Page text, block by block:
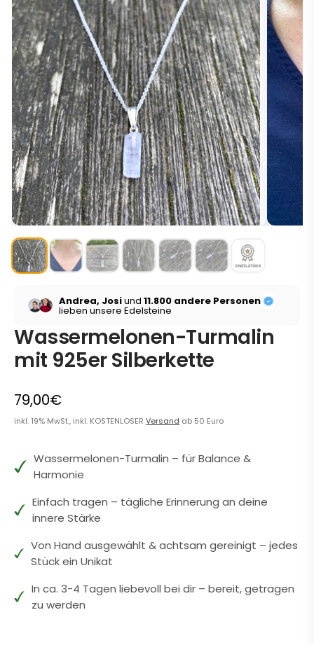
Andrea, Josiund11.800 andere Personen
lieben unsere Edelsteine
Wassermelonen-Turmalin
mit 925er Silberkette
79,00€
inkl. 19% MwSt., inkl. KOSTENLOSERVersand ab 50 Euro
Wassermelonen-Turmalin – für Balance &
Harmonie
Einfach tragen – tägliche Erinnerung an deine
innere Stärke
Von Hand ausgewählt & achtsam gereinigt – jedes
Stück ein Unikat
In ca. 3-4 Tagen liebevoll bei dir – bereit, getragen
zu werden